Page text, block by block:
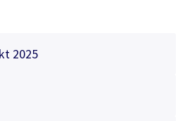
2025